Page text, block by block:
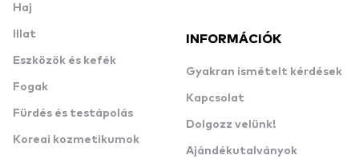
Haj
Illat
Eszközök és kefék
Fogak
Fürdés és testápolás
Koreai kozmetikumok
INFORMÁCIÓK
Gyakran ismételt kérdések
Kapcsolat
Dolgozz velünk!
Ajándékutalványok